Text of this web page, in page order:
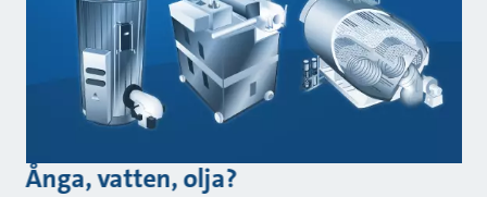
Ånga, vatten, olja?